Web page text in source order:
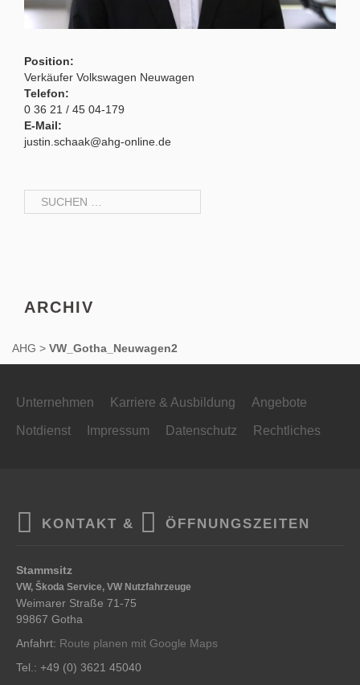
Position:
Verkäufer Volkswagen Neuwagen
Telefon:
0 36 21 / 45 04-179
E-Mail:
justin.schaak@ahg-online.de
Suchen
nach:
ARCHIV
AHG > VW_Gotha_Neuwagen2
Unternehmen Karriere & Ausbildung Angebote
Notdienst Impressum Datenschutz Rechtliches
KONTAKT & ÖFFNUNGSZEITEN
Stammsitz
VW, Škoda Service, VW Nutzfahrzeuge
Weimarer Straße 71-75
99867 Gotha
Anfahrt: Route planen mit Google Maps
Tel.: +49 (0) 3621 45040